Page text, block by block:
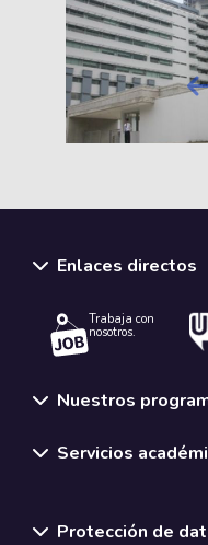
Enlaces directos
Trabaja con
nosotros.
Nuestros
Servicios
Protección de